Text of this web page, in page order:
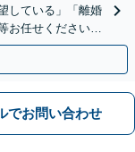
している」「離婚
お任せください。
でお問い合わせ